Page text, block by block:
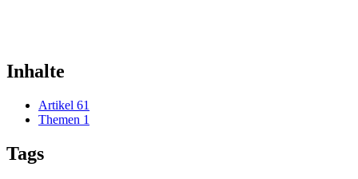
Inhalte
Artikel 61
Themen 1
Tags